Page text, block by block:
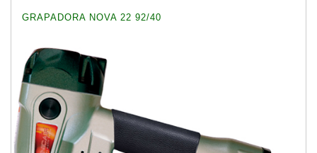
GRAPADORA NOVA 22 92/40